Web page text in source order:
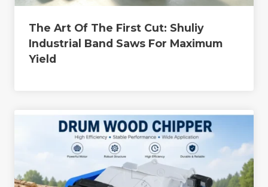
The Art Of The First Cut: Shuliy
Industrial Band Saws For Maximum
Yield